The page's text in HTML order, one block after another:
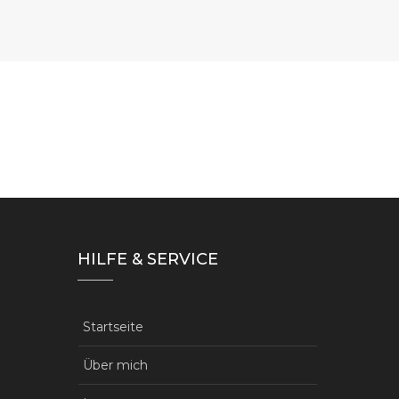
HILFE & SERVICE
Startseite
Über mich